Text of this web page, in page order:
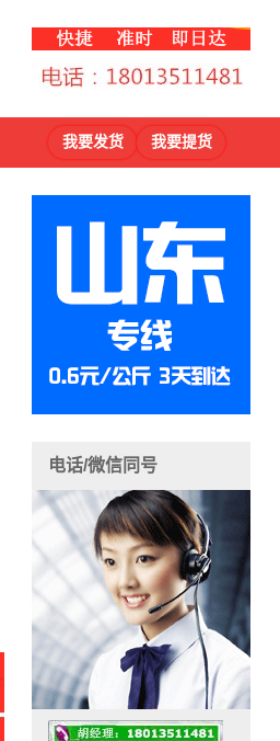
我要发货 我要提货
电话/微信同号